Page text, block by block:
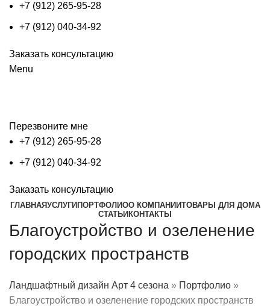
+7 (912) 265-95-28
+7 (912) 040-34-92
Заказать консультацию
Menu
Перезвоните мне
+7 (912) 265-95-28
+7 (912) 040-34-92
Заказать консультацию
ГЛАВНАЯУСЛУГИ ПОРТФОЛИОО КОМПАНИИТОВАРЫ ДЛЯ ДОМА
СТАТЬИ КОНТАКТЫ
Благоустройство и озеленение
городских пространств
Ландшафтный дизайн Арт 4 сезона » Портфолио »
Благоустройство и озеленение городских пространств